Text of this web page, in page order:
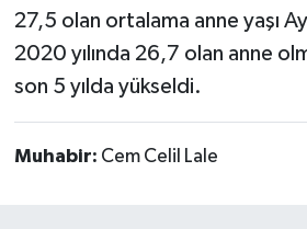
27,5 olan ortalama anne yaşı
2020 yılında 26,7 olan anne
son 5 yılda yükseldi.
Muhabir: Cem Celil Lale